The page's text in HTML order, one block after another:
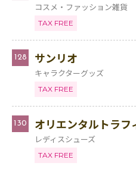
コスメ・ファッション雑貨
TAX FREE
128 サンリオ
キャラクターグッズ
TAX FREE
130 オリエンタルトラフ
レディスシューズ
TAX FREE